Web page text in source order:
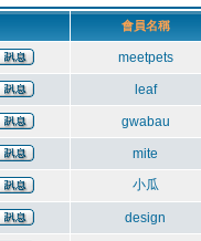
會員名稱
meetpets
leaf
gwabau
mite
小瓜
design